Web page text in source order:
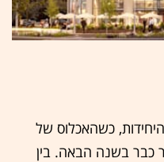
מכרנו למעלה מ-50% מהיחידות, כשהאכלוס של
לשנת 2027, כלומר כבר בשנה הבאה. בין